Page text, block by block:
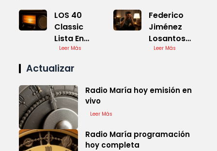
LOS 40
Classic
Lista En
Directo
Leer Más
Federico
Jiménez
Losantos
hoy a las 8
Leer Más
Actualizar
Radio María hoy emisión en
vivo
Leer Más
Radio María programación
hoy completa